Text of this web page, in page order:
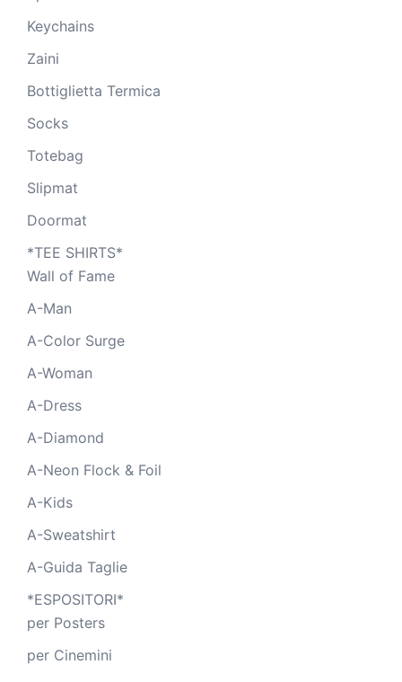
Keychains
Zaini
Bottiglietta Termica
Socks
Totebag
Slipmat
Doormat
*TEE SHIRTS*
Wall of Fame
A-Man
A-Color Surge
A-Woman
A-Dress
A-Diamond
A-Neon Flock & Foil
A-Kids
A-Sweatshirt
A-Guida Taglie
*ESPOSITORI*
per Posters
per Cinemini